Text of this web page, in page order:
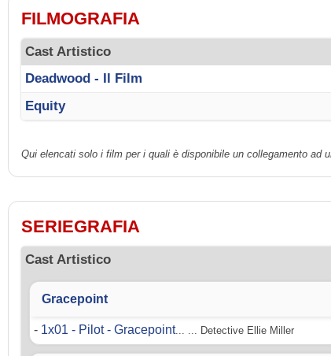
FILMOGRAFIA
Cast Artistico
Deadwood - Il Film
Equity
Qui elencati solo i film per i quali è disponibile un collegamento ad
SERIEGRAFIA
Cast Artistico
Gracepoint
- 1x01 - Pilot - Gracepoint... ... Detective Ellie Miller